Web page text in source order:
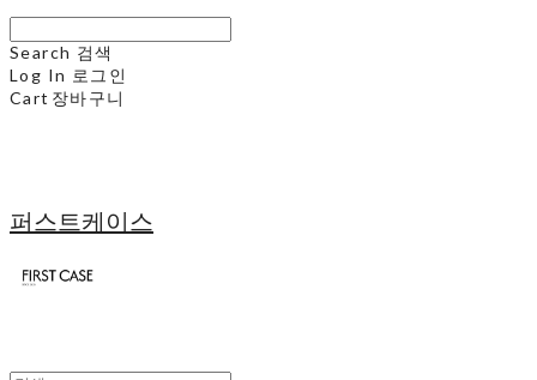
Search 검색
Log In 로그인
Cart 장바구니
퍼스트케이스